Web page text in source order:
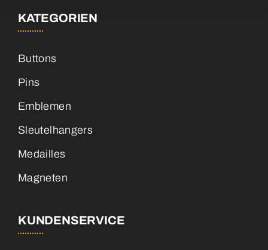
KATEGORIEN
Buttons
Pins
Emblemen
Sleutelhangers
Medailles
Magneten
KUNDENSERVICE